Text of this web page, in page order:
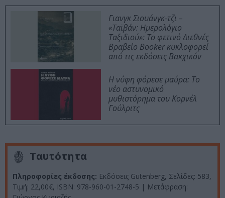
Γιανγκ Σιουάνγκ-τζι –
«Ταϊβάν: Ημερολόγιο
Ταξιδιού»: Το φετινό Διεθνές
Βραβείο Booker κυκλοφορεί
από τις εκδόσεις Βακχικόν
Η νύφη φόρεσε μαύρα: Το
νέο αστυνομικό
μυθιστόρημα του Κορνέλ
Γούλριτς
Ταυτότητα
Πληροφορίες έκδοσης: Εκδόσεις Gutenberg, Σελίδες: 583,
Τιμή: 22,00€, ISBN: 978-960-01-2748-5 | Μετάφραση: